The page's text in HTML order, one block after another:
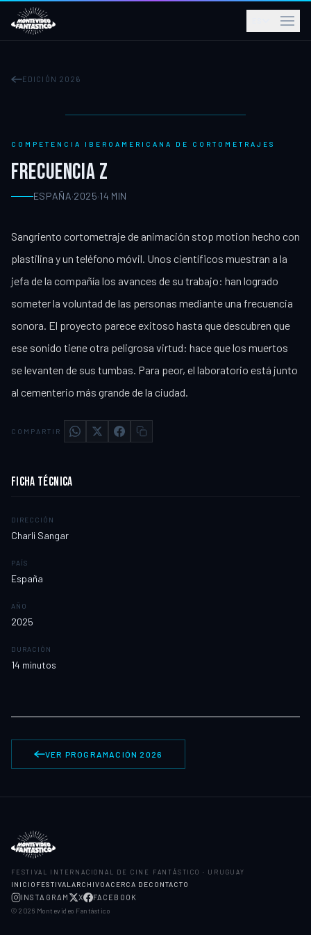
EDICIÓN 2026
COMPETENCIA IBEROAMERICANA DE CORTOMETRAJES
FRECUENCIA Z
ESPAÑA·2025·14 MIN
Sangriento cortometraje de animación stop motion hecho con
plastilina y un teléfono móvil. Unos científicos muestran a la
jefa de la compañía los avances de su trabajo: han logrado
someter la voluntad de las personas mediante una frecuencia
sonora. El proyecto parece exitoso hasta que descubren que
ese sonido tiene otra peligrosa virtud: hace que los muertos
se levanten de sus tumbas. Para peor, el laboratorio está junto
al cementerio más grande de la ciudad.
COMPARTIR
FICHA TÉCNICA
DIRECCIÓN
Charli Sangar
PAÍS
España
AÑO
2025
DURACIÓN
14 minutos
VER PROGRAMACIÓN 2026
FESTIVAL INTERNACIONAL DE CINE FANTÁSTICO · URUGUAY
INICIO FESTIVAL ARCHIVOACERCA DECONTACTO
INSTAGRAM X FACEBOOK
© 2026 Montevideo Fantástico